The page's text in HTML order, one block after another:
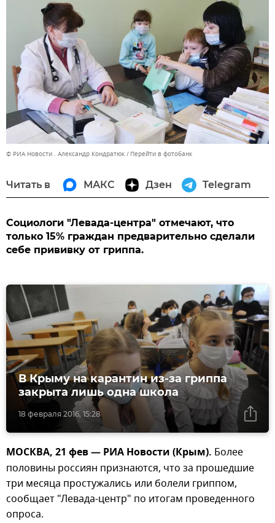
© РИА Новости . Александр Кондратюк Перейти в фотобанк
Читать в МАКС Дзен Telegram
Социологи "Левада-центра" отмечают, что
только 15% граждан предварительно сделали
себе прививку от гриппа.
18 февраля 2016, 15:28
В Крыму на карантин из-за гриппа
закрыта лишь одна школа
МОСКВА, 21 фев — РИА Новости (Крым). Более
половины россиян признаются, что за прошедшие
три месяца простужались или болели гриппом,
сообщает "Левада-центр" по итогам проведенного
опроса.